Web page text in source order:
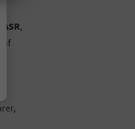
ASR,